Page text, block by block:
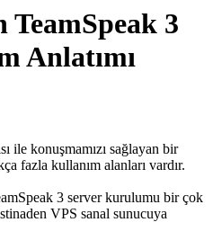
TeamSpeak 3
Anlatımı
ile konuşmamızı sağlayan bir
fazla kullanım alanları vardır.
3 server kurulumu bir çok
VPS sanal sunucuya